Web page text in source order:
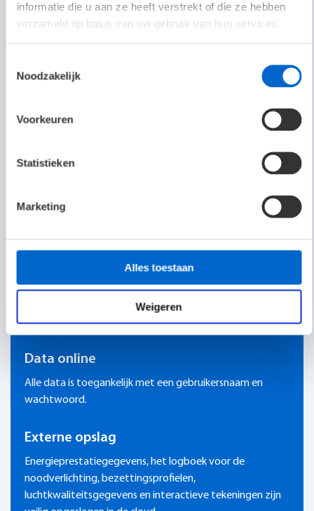
informatie die u aan ze heeft verstrekt of die ze hebben
verzameld op basis van uw gebruik van hun services.
Noodzakelijk
Voorkeuren
Statistieken
Marketing
Alles toestaan
Weigeren
servicetechnicus in bedrijf worden gesteld.
Het systeem is toegankelijk via een webbrowser zonder
specifieke app of software.
Data online
Alle data is toegankelijk met een gebruikersnaam en
wachtwoord.
Externe opslag
Energieprestatiegegevens, het logboek voor de
noodverlichting, bezettingsprofielen,
luchtkwaliteitsgegevens en interactieve tekeningen zijn